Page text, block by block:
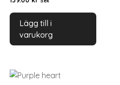
Lägg till i
varukorg